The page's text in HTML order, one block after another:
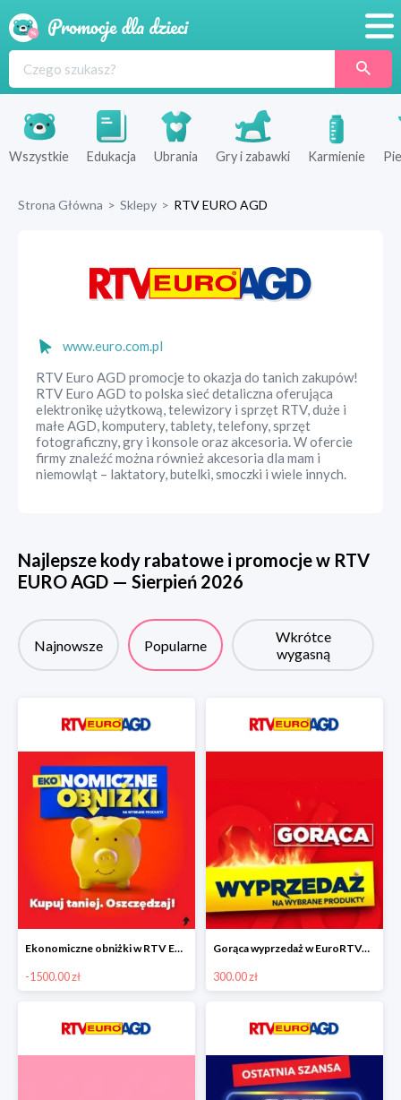
Produkty
Sklepy
Wszystkie Edukacja Ubrania Gry i zabawki Karmienie
Strona Główna > Sklepy > RTV EURO AGD
www.euro.com.pl
RTV Euro AGD promocje to okazja do tanich zakupów!
RTV Euro AGD to polska sieć detaliczna oferująca
elektronikę użytkową, telewizory i sprzęt RTV, duże i
małe AGD, komputery, tablety, telefony, sprzęt
fotograficzny, gry i konsole oraz akcesoria. W ofercie
firmy znaleźć można również akcesoria dla mam i
niemowląt – laktatory, butelki, smoczki i wiele innych.
Najlepsze kody rabatowe i promocje w RTV
EURO AGD — Sierpień 2026
Najnowsze Popularne
Wkrótce
wygasną
Ekonomiczne obniżki w RTV EURO AGD do -1500 zł
-1500.00 zł
Gorąca wyprzedaż w EuroRTVAGD
300.00 zł